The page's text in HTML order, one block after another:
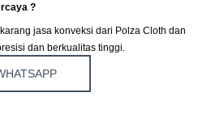
?
jasa konveksi dari Polza Cloth dan
dan berkualitas tinggi.